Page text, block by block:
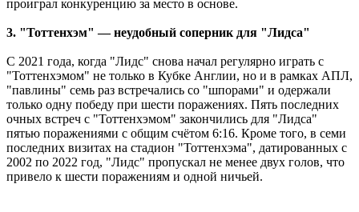
проиграл конкуренцию за место в основе.
3. "Тоттенхэм" — неудобный соперник для "Лидса"
С 2021 года, когда "Лидс" снова начал регулярно играть с
"Тоттенхэмом" не только в Кубке Англии, но и в рамках АПЛ,
"павлины" семь раз встречались со "шпорами" и одержали
только одну победу при шести поражениях. Пять последних
очных встреч с "Тоттенхэмом" закончились для "Лидса"
пятью поражениями с общим счётом 6:16. Кроме того, в семи
последних визитах на стадион "Тоттенхэма", датированных с
2002 по 2022 год, "Лидс" пропускал не менее двух голов, что
привело к шести поражениям и одной ничьей.